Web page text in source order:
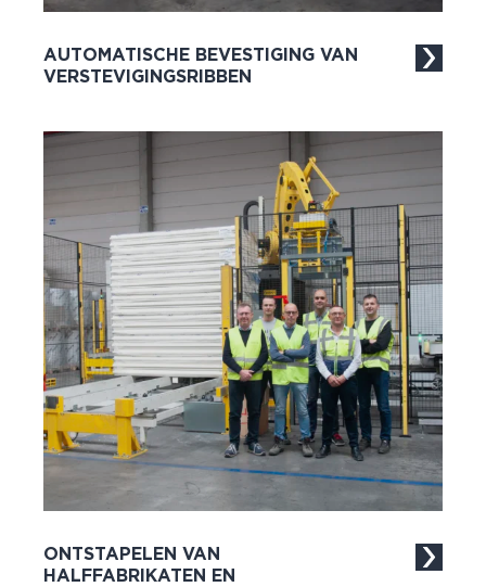
AUTOMATISCHE BEVESTIGING VAN
VERSTEVIGINGSRIBBEN
ONTSTAPELEN VAN
HALFFABRIKATEN EN